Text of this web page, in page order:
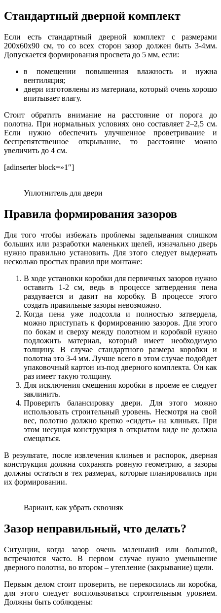
Стандартный дверной комплект
Если есть стандартный дверной комплект с размерами
200х60х90 см, то со всех сторон зазор должен быть 3-4мм.
Допускается формирования просвета до 5 мм, если:
в помещении повышенная влажность и нужна
вентиляция;
двери изготовлены из материала, который очень хорошо
впитывает влагу.
Стоит обратить внимание на расстояние от порога до
полотна. При нормальных условиях оно составляет 2–2,5 см.
Если нужно обеспечить улучшенное проветривание и
беспрепятственное открывание, то расстояние можно
увеличить до 4 см.
[adinserter block=»1″]
Уплотнитель для двери
Правила формирования зазоров
Для того чтобы избежать проблемы заделывания слишком
больших или разработки маленьких щелей, изначально дверь
нужно правильно установить. Для этого следует выдержать
несколько простых правил при монтаже:
В ходе установки коробки для первичных зазоров нужно
оставить 1-2 см, ведь в процессе затвердения пена
раздувается и давит на коробку. В процессе этого
создать правильные зазоры невозможно.
Когда пена уже подсохла и полностью затвердела,
можно приступать к формированию зазоров. Для этого
по бокам и сверху между полотном и коробкой нужно
подложить материал, который имеет необходимую
толщину. В случае стандартного размера коробки и
полотна это 3-4 мм. Лучше всего в этом случае подойдет
упаковочный картон из-под дверного комплекта. Он как
раз имеет такую толщину.
Для исключения смещения коробки в проеме ее следует
заклинить.
Проверить балансировку двери. Для этого можно
использовать строительный уровень. Несмотря на свой
вес, полотно должно крепко «сидеть» на клиньях. При
этом несущая конструкция в открытом виде не должна
смещаться.
В результате, после извлечения клиньев и распорок, дверная
конструкция должна сохранять ровную геометрию, а зазоры
должны остаться в тех размерах, которые планировались при
их формировании.
Вариант, как убрать сквозняк
Зазор неправильный, что делать?
Ситуации, когда зазор очень маленький или большой,
встречаются часто. В первом случае нужно уменьшение
дверного полотна, во втором – утепление (закрывание) щели.
Первым делом стоит проверить, не перекосилась ли коробка,
для этого следует воспользоваться строительным уровнем.
Должны быть соблюдены: